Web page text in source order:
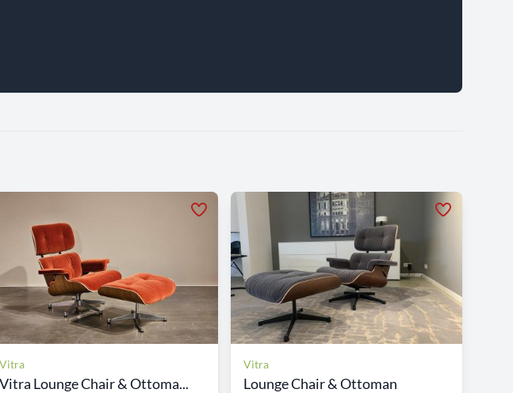
Vitra
Vitra Lounge Chair & Ottoma...
Vitra
Lounge Chair & Ottoman